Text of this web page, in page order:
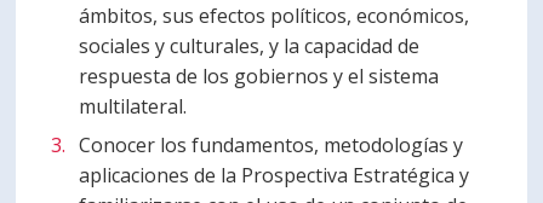
ámbitos, sus efectos políticos, económicos,
sociales y culturales, y la capacidad de
respuesta de los gobiernos y el sistema
multilateral.
Conocer los fundamentos, metodologías y
aplicaciones de la Prospectiva Estratégica y